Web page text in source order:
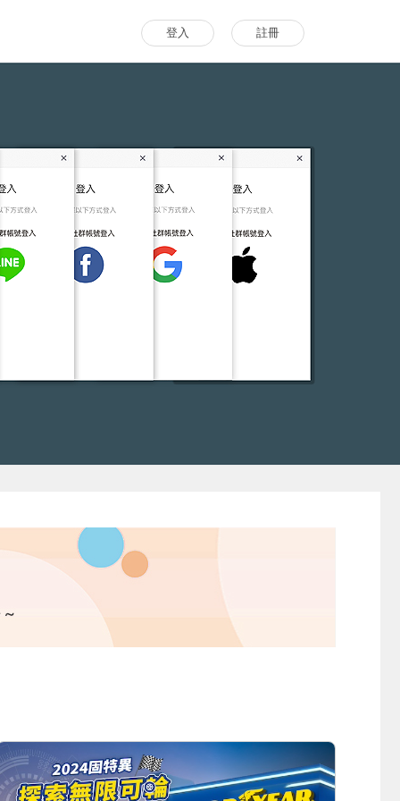
登入 註冊